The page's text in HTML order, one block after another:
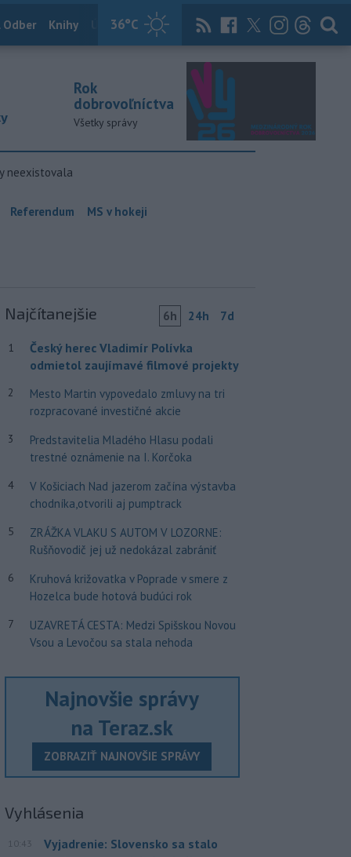
36°C
Odber Knihy Útulkovo Magazín News Now Archív
Rok
dobrovoľníctva
Všetky správy
neexistovala
Referendum MS v hokeji
Najčítanejšie 6h 24h 7d
1
Český herec Vladimír Polívka
odmietol zaujímavé filmové projekty
2
Mesto Martin vypovedalo zmluvy na tri
rozpracované investičné akcie
3
Predstavitelia Mladého Hlasu podali
trestné oznámenie na I. Korčoka
4
V Košiciach Nad jazerom začína výstavba
chodníka,otvorili aj pumptrack
5
ZRÁŽKA VLAKU S AUTOM V LOZORNE:
Rušňovodič jej už nedokázal zabrániť
6
Kruhová križovatka v Poprade v smere z
Hozelca bude hotová budúci rok
7
UZAVRETÁ CESTA: Medzi Spišskou Novou
Vsou a Levočou sa stala nehoda
Najnovšie správy
na Teraz.sk
ZOBRAZIŤ NAJNOVŠIE SPRÁVY
Vyhlásenia
10:43
Vyjadrenie: Slovensko sa stalo